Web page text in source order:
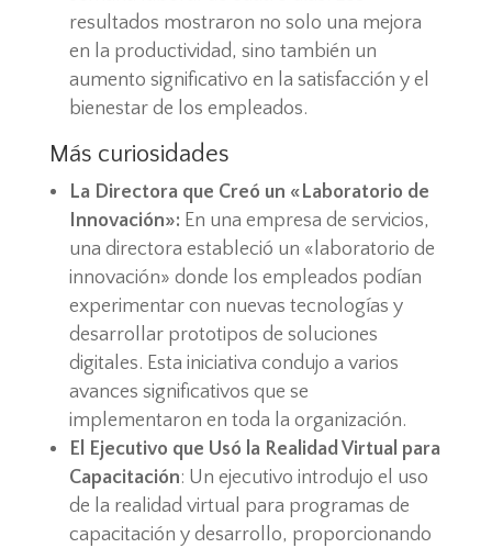
resultados mostraron no solo una mejora
en la productividad, sino también un
aumento significativo en la satisfacción y el
bienestar de los empleados.
Más curiosidades
La Directora que Creó un «Laboratorio de
Innovación»: En una empresa de servicios,
una directora estableció un «laboratorio de
innovación» donde los empleados podían
experimentar con nuevas tecnologías y
desarrollar prototipos de soluciones
digitales. Esta iniciativa condujo a varios
avances significativos que se
implementaron en toda la organización.
El Ejecutivo que Usó la Realidad Virtual para
Capacitación: Un ejecutivo introdujo el uso
de la realidad virtual para programas de
capacitación y desarrollo, proporcionando